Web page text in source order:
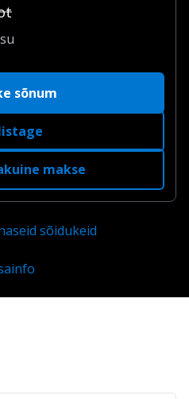
sõnum
makse
sõidukeid